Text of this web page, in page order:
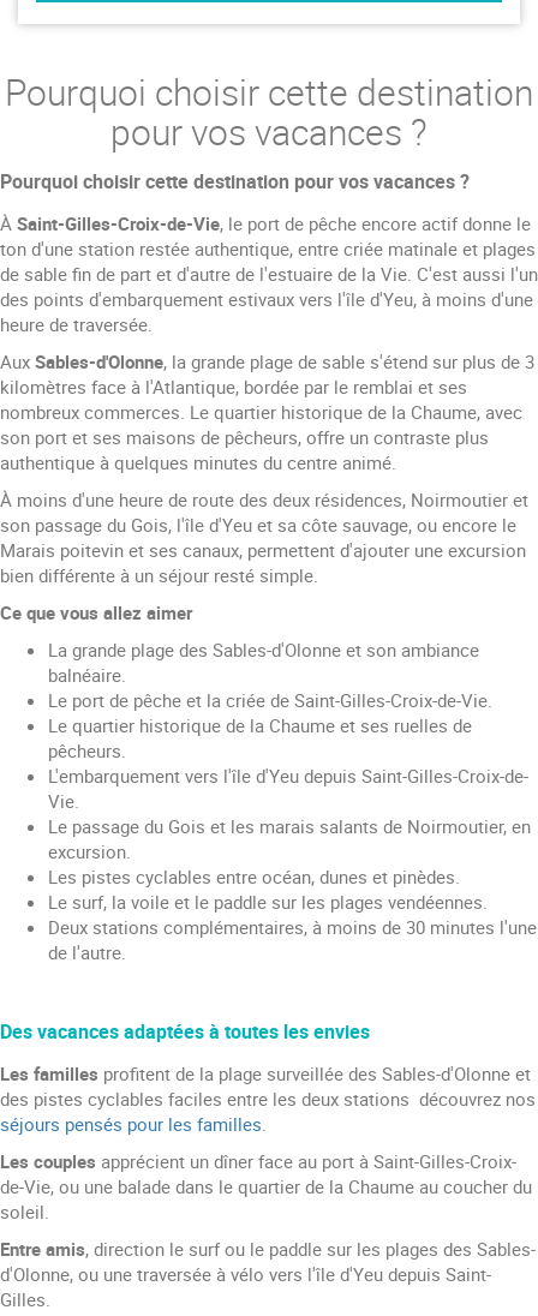
Pourquoi choisir cette destination
pour vos vacances ?
Pourquoi choisir cette destination pour vos vacances ?
À Saint-Gilles-Croix-de-Vie, le port de pêche encore actif donne le
ton d'une station restée authentique, entre criée matinale et plages
de sable fin de part et d'autre de l'estuaire de la Vie. C'est aussi l'un
des points d'embarquement estivaux vers l'île d'Yeu, à moins d'une
heure de traversée.
Aux Sables-d'Olonne, la grande plage de sable s'étend sur plus de 3
kilomètres face à l'Atlantique, bordée par le remblai et ses
nombreux commerces. Le quartier historique de la Chaume, avec
son port et ses maisons de pêcheurs, offre un contraste plus
authentique à quelques minutes du centre animé.
À moins d'une heure de route des deux résidences, Noirmoutier et
son passage du Gois, l'île d'Yeu et sa côte sauvage, ou encore le
Marais poitevin et ses canaux, permettent d'ajouter une excursion
bien différente à un séjour resté simple.
Ce que vous allez aimer
La grande plage des Sables-d'Olonne et son ambiance
balnéaire.
Le port de pêche et la criée de Saint-Gilles-Croix-de-Vie.
Le quartier historique de la Chaume et ses ruelles de
pêcheurs.
L'embarquement vers l'île d'Yeu depuis Saint-Gilles-Croix-de-
Vie.
Le passage du Gois et les marais salants de Noirmoutier, en
excursion.
Les pistes cyclables entre océan, dunes et pinèdes.
Le surf, la voile et le paddle sur les plages vendéennes.
Deux stations complémentaires, à moins de 30 minutes l'une
de l'autre.
Des vacances adaptées à toutes les envies
Les familles profitent de la plage surveillée des Sables-d'Olonne et
des pistes cyclables faciles entre les deux stations découvrez nos
séjours pensés pour les familles
Les couples apprécient un dîner face au port à Saint-Gilles-Croix-
de-Vie, ou une balade dans le quartier de la Chaume au coucher du
soleil.
Entre amis, direction le surf ou le paddle sur les plages des Sables-
d'Olonne, ou une traversée à vélo vers l'île d'Yeu depuis Saint-
Gilles.